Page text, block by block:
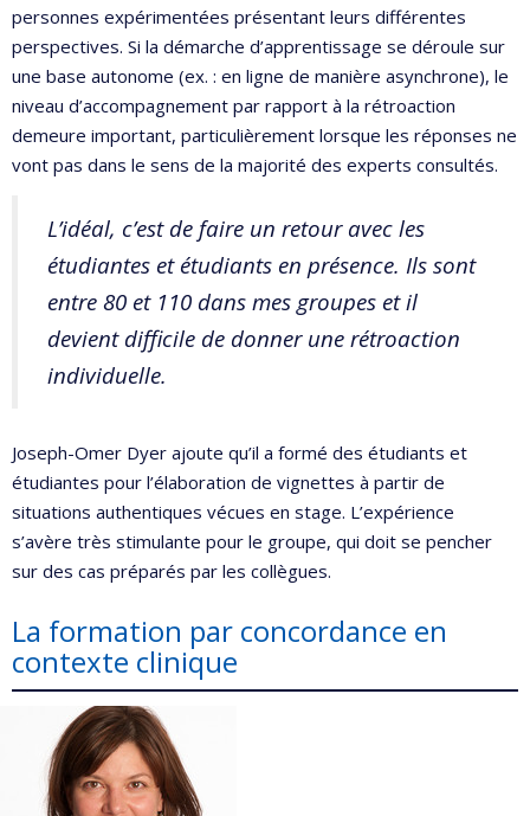
personnes expérimentées présentant leurs différentes
perspectives. Si la démarche d’apprentissage se déroule sur
une base autonome (ex. : en ligne de manière asynchrone), le
niveau d’accompagnement par rapport à la rétroaction
demeure important, particulièrement lorsque les réponses ne
vont pas dans le sens de la majorité des experts consultés.
L’idéal, c’est de faire un retour avec les
étudiantes et étudiants en présence. Ils sont
entre 80 et 110 dans mes groupes et il
devient difficile de donner une rétroaction
individuelle.
Joseph-Omer Dyer ajoute qu’il a formé des étudiants et
étudiantes pour l’élaboration de vignettes à partir de
situations authentiques vécues en stage. L’expérience
s’avère très stimulante pour le groupe, qui doit se pencher
sur des cas préparés par les collègues.
La formation par concordance en
contexte clinique